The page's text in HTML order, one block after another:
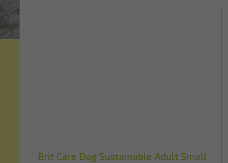
Brit Care Dog Sustainable Adult Small